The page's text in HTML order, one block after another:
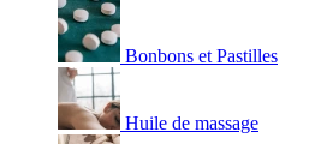
Bonbons et Pastilles
Huile de massage